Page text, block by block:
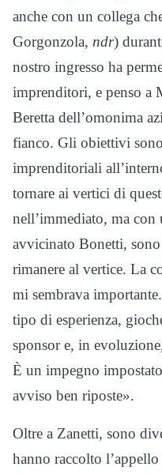
anche con un collega
Gorgonzola, ndr)
nostro ingresso ha
imprenditori, e penso a
Beretta dell’omonima
fianco. Gli obiettivi
imprenditoriali
tornare ai vertici di
nell’immediato, ma
avvicinato Bonetti,
rimanere al vertice. La
mi sembrava
tipo di esperienza,
sponsor e, in
È un impegno
avviso ben riposte».
Oltre a Zanetti, sono
hanno raccolto